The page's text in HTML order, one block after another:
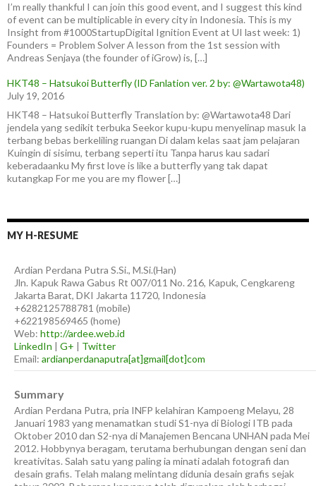
I’m really thankful I can join this good event, and I suggest this kind
of event can be multiplicable in every city in Indonesia. This is my
Insight from #1000StartupDigital Ignition Event at UI last week: 1)
Founders = Problem Solver A lesson from the 1st session with
Andreas Senjaya (the founder of iGrow) is, […]
HKT48 – Hatsukoi Butterfly (ID Fanlation ver. 2 by: @Wartawota48)
July 19, 2016
HKT48 – Hatsukoi Butterfly Translation by: @Wartawota48 Dari
jendela yang sedikit terbuka Seekor kupu-kupu menyelinap masuk Ia
terbang bebas berkeliling ruangan Di dalam kelas saat jam pelajaran
Kuingin di sisimu, terbang seperti itu Tanpa harus kau sadari
keberadaanku My first love is like a butterfly yang tak dapat
kutangkap For me you are my flower […]
MY H-RESUME
Ardian Perdana Putra S.Si., M.Si.(Han)
Jln. Kapuk Rawa Gabus Rt 007/011 No. 216, Kapuk, Cengkareng
Jakarta Barat, DKI Jakarta 11720, Indonesia
+6282125788781 (mobile)
+622198569465 (home)
Web: http://ardee.web.id
LinkedIn | G+ | Twitter
Email: ardianperdanaputra[at]gmail[dot]com
Summary
Ardian Perdana Putra, pria INFP kelahiran Kampoeng Melayu, 28
Januari 1983 yang menamatkan studi S1-nya di Biologi ITB pada
Oktober 2010 dan S2-nya di Manajemen Bencana UNHAN pada Mei
2012. Hobbynya beragam, terutama berhubungan dengan seni dan
kreativitas. Salah satu yang paling ia minati adalah fotografi dan
desain grafis. Telah malang melintang didunia desain grafis sejak